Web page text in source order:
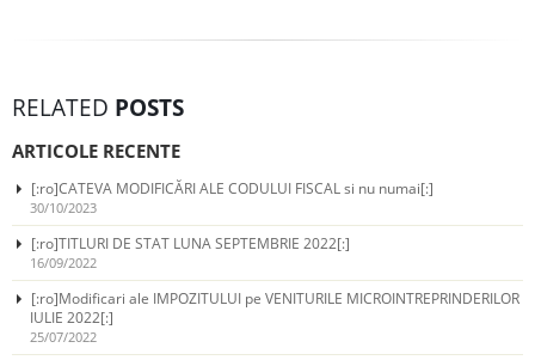
RELATED POSTS
ARTICOLE RECENTE
[:ro]CATEVA MODIFICĂRI ALE CODULUI FISCAL si nu numai[:]
30/10/2023
[:ro]TITLURI DE STAT LUNA SEPTEMBRIE 2022[:]
16/09/2022
[:ro]Modificari ale IMPOZITULUI pe VENITURILE MICROINTREPRINDERILOR
IULIE 2022[:]
25/07/2022